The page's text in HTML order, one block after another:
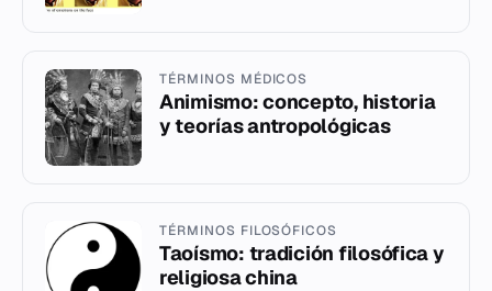
TÉRMINOS MÉDICOS
Animismo: concepto, historia
y teorías antropológicas
TÉRMINOS FILOSÓFICOS
Taoísmo: tradición filosófica y
religiosa china